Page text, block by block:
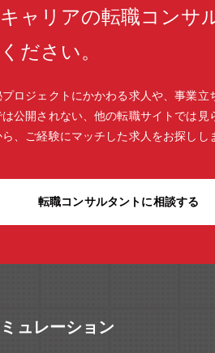
ャリアの転職コンサ
ださい。
プロジェクトにかかわる求人や、事業立
は公開されない、他の転職サイトでは見
、ご経験にマッチした求人をお探しし
転職コンサルタントに相談する
ュレーション